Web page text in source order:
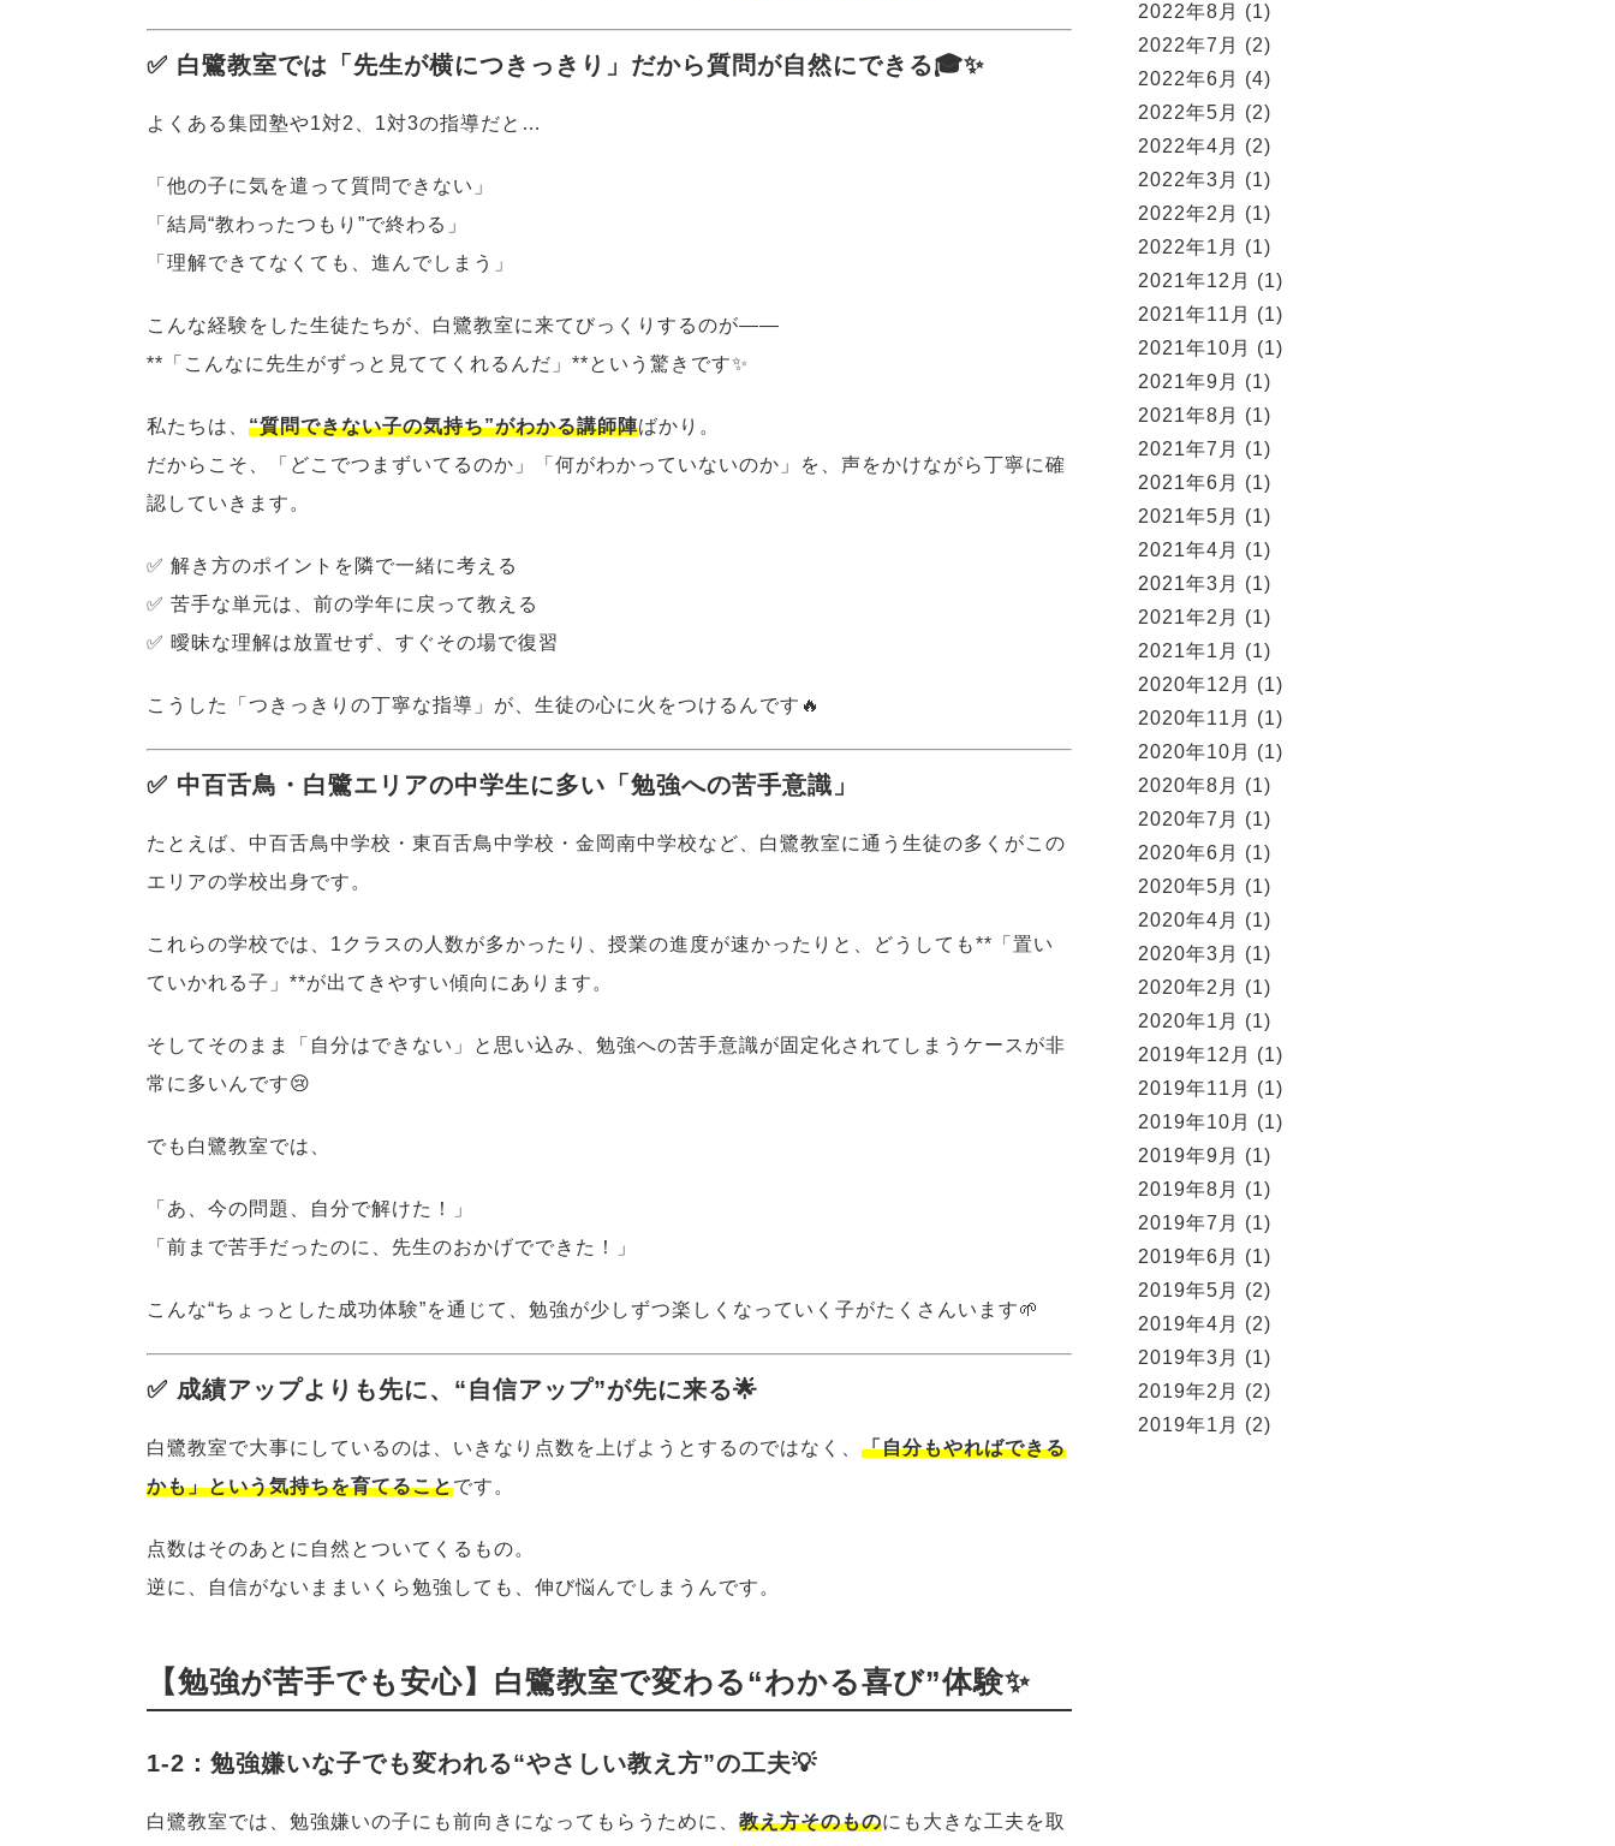
✅ 白鷺教室では「先生が横につきっきり」だから質問が自然にできる🎓✨
よくある集団塾や1対2、1対3の指導だと…
「他の子に気を遣って質問できない」
「結局“教わったつもり”で終わる」
「理解できてなくても、進んでしまう」
こんな経験をした生徒たちが、白鷺教室に来てびっくりするのが――
**「こんなに先生がずっと見ててくれるんだ」**という驚きです✨
私たちは、 “質問できない子の気持ち”がわかる講師陣ばかり。
だからこそ、「どこでつまずいてるのか」「何がわかっていないのか」を、声をかけながら丁寧に確
認していきます。
✅ 解き方のポイントを隣で一緒に考える
✅ 苦手な単元は、前の学年に戻って教える
✅ 曖昧な理解は放置せず、すぐその場で復習
こうした「つきっきりの丁寧な指導」が、生徒の心に火をつけるんです🔥
✅ 中百舌鳥・白鷺エリアの中学生に多い「勉強への苦手意識」
たとえば、中百舌鳥中学校・東百舌鳥中学校・金岡南中学校など、白鷺教室に通う生徒の多くがこの
エリアの学校出身です。
これらの学校では、1クラスの人数が多かったり、授業の進度が速かったりと、どうしても**「置い
ていかれる子」**が出てきやすい傾向にあります。
そしてそのまま「自分はできない」と思い込み、勉強への苦手意識が固定化されてしまうケースが非
常に多いんです😢
でも白鷺教室では、
「あ、今の問題、自分で解けた！」
「前まで苦手だったのに、先生のおかげでできた！」
こんな“ちょっとした成功体験”を通じて、勉強が少しずつ楽しくなっていく子がたくさんいます🌱
✅ 成績アップよりも先に、“自信アップ”が先に来る🌟
白鷺教室で大事にしているのは、いきなり点数を上げようとするのではなく、 「自分もやればできる
かも」という気持ちを育てることです。
点数はそのあとに自然とついてくるもの。
逆に、自信がないままいくら勉強しても、伸び悩んでしまうんです。
【勉強が苦手でも安心】白鷺教室で変わる“わかる喜び”体験✨
1-2：勉強嫌いな子でも変われる“やさしい教え方”の工夫💡
白鷺教室では、勉強嫌いの子にも前向きになってもらうために、 教え方そのものにも大きな工夫を取
2022年8月
(1)
2022年7月
(2)
2022年6月
(4)
2022年5月
(2)
2022年4月
(2)
2022年3月
(1)
2022年2月
(1)
2022年1月
(1)
2021年12月
(1)
2021年11月
(1)
2021年10月
(1)
2021年9月
(1)
2021年8月
(1)
2021年7月
(1)
2021年6月
(1)
2021年5月
(1)
2021年4月
(1)
2021年3月
(1)
2021年2月
(1)
2021年1月
(1)
2020年12月
(1)
2020年11月
(1)
2020年10月
(1)
2020年8月
(1)
2020年7月
(1)
2020年6月
(1)
2020年5月
(1)
2020年4月
(1)
2020年3月
(1)
2020年2月
(1)
2020年1月
(1)
2019年12月
(1)
2019年11月
(1)
2019年10月
(1)
2019年9月
(1)
2019年8月
(1)
2019年7月
(1)
2019年6月
(1)
2019年5月
(2)
2019年4月
(2)
2019年3月
(1)
2019年2月
(2)
2019年1月
(2)